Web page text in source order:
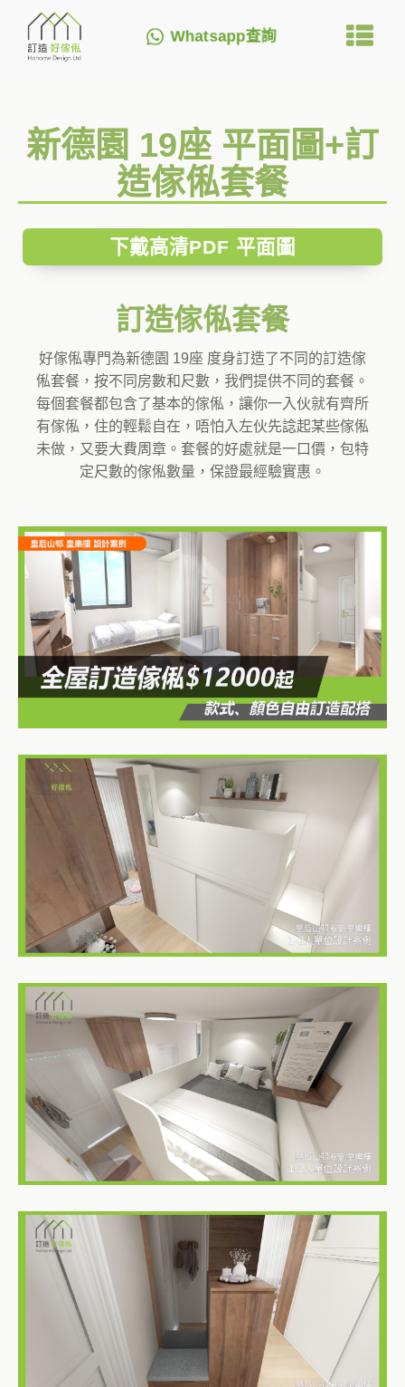
Whatsapp查詢
新德園 19座 平面圖+訂
造傢俬套餐
下戴高清PDF 平面圖
訂造傢俬套餐
好傢俬專門為新德園 19座 度身訂造了不同的訂造傢
俬套餐，按不同房數和尺數，我們提供不同的套餐。
每個套餐都包含了基本的傢俬，讓你一入伙就有齊所
有傢俬，住的輕鬆自在，唔怕入左伙先諗起某些傢俬
未做，又要大費周章。套餐的好處就是一口價，包特
定尺數的傢俬數量，保證最經驗實惠。